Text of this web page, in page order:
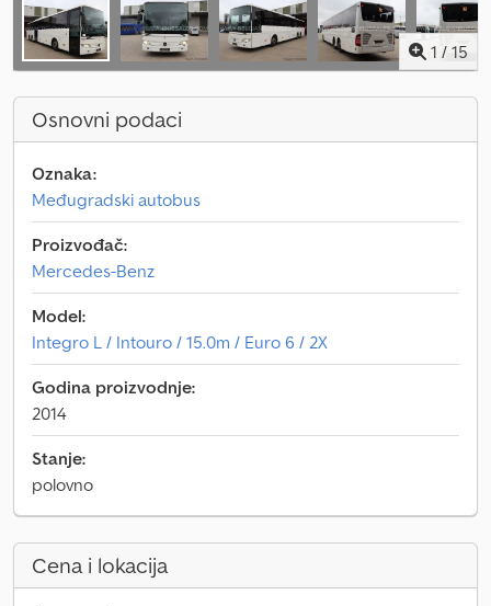
1 / 15
Osnovni podaci
Oznaka:
Međugradski autobus
Proizvođač:
Mercedes-Benz
Model:
Integro L / Intouro / 15.0m / Euro 6 / 2X
Godina proizvodnje:
2014
Stanje:
polovno
Cena i lokacija